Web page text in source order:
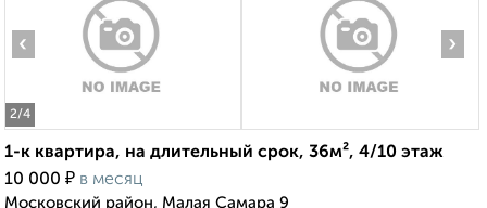
2/4
‹ ›
1-к квартира, на длительный срок, 36м², 4/10 этаж
10 000 ₽ в месяц
Московский район, Малая Самара 9